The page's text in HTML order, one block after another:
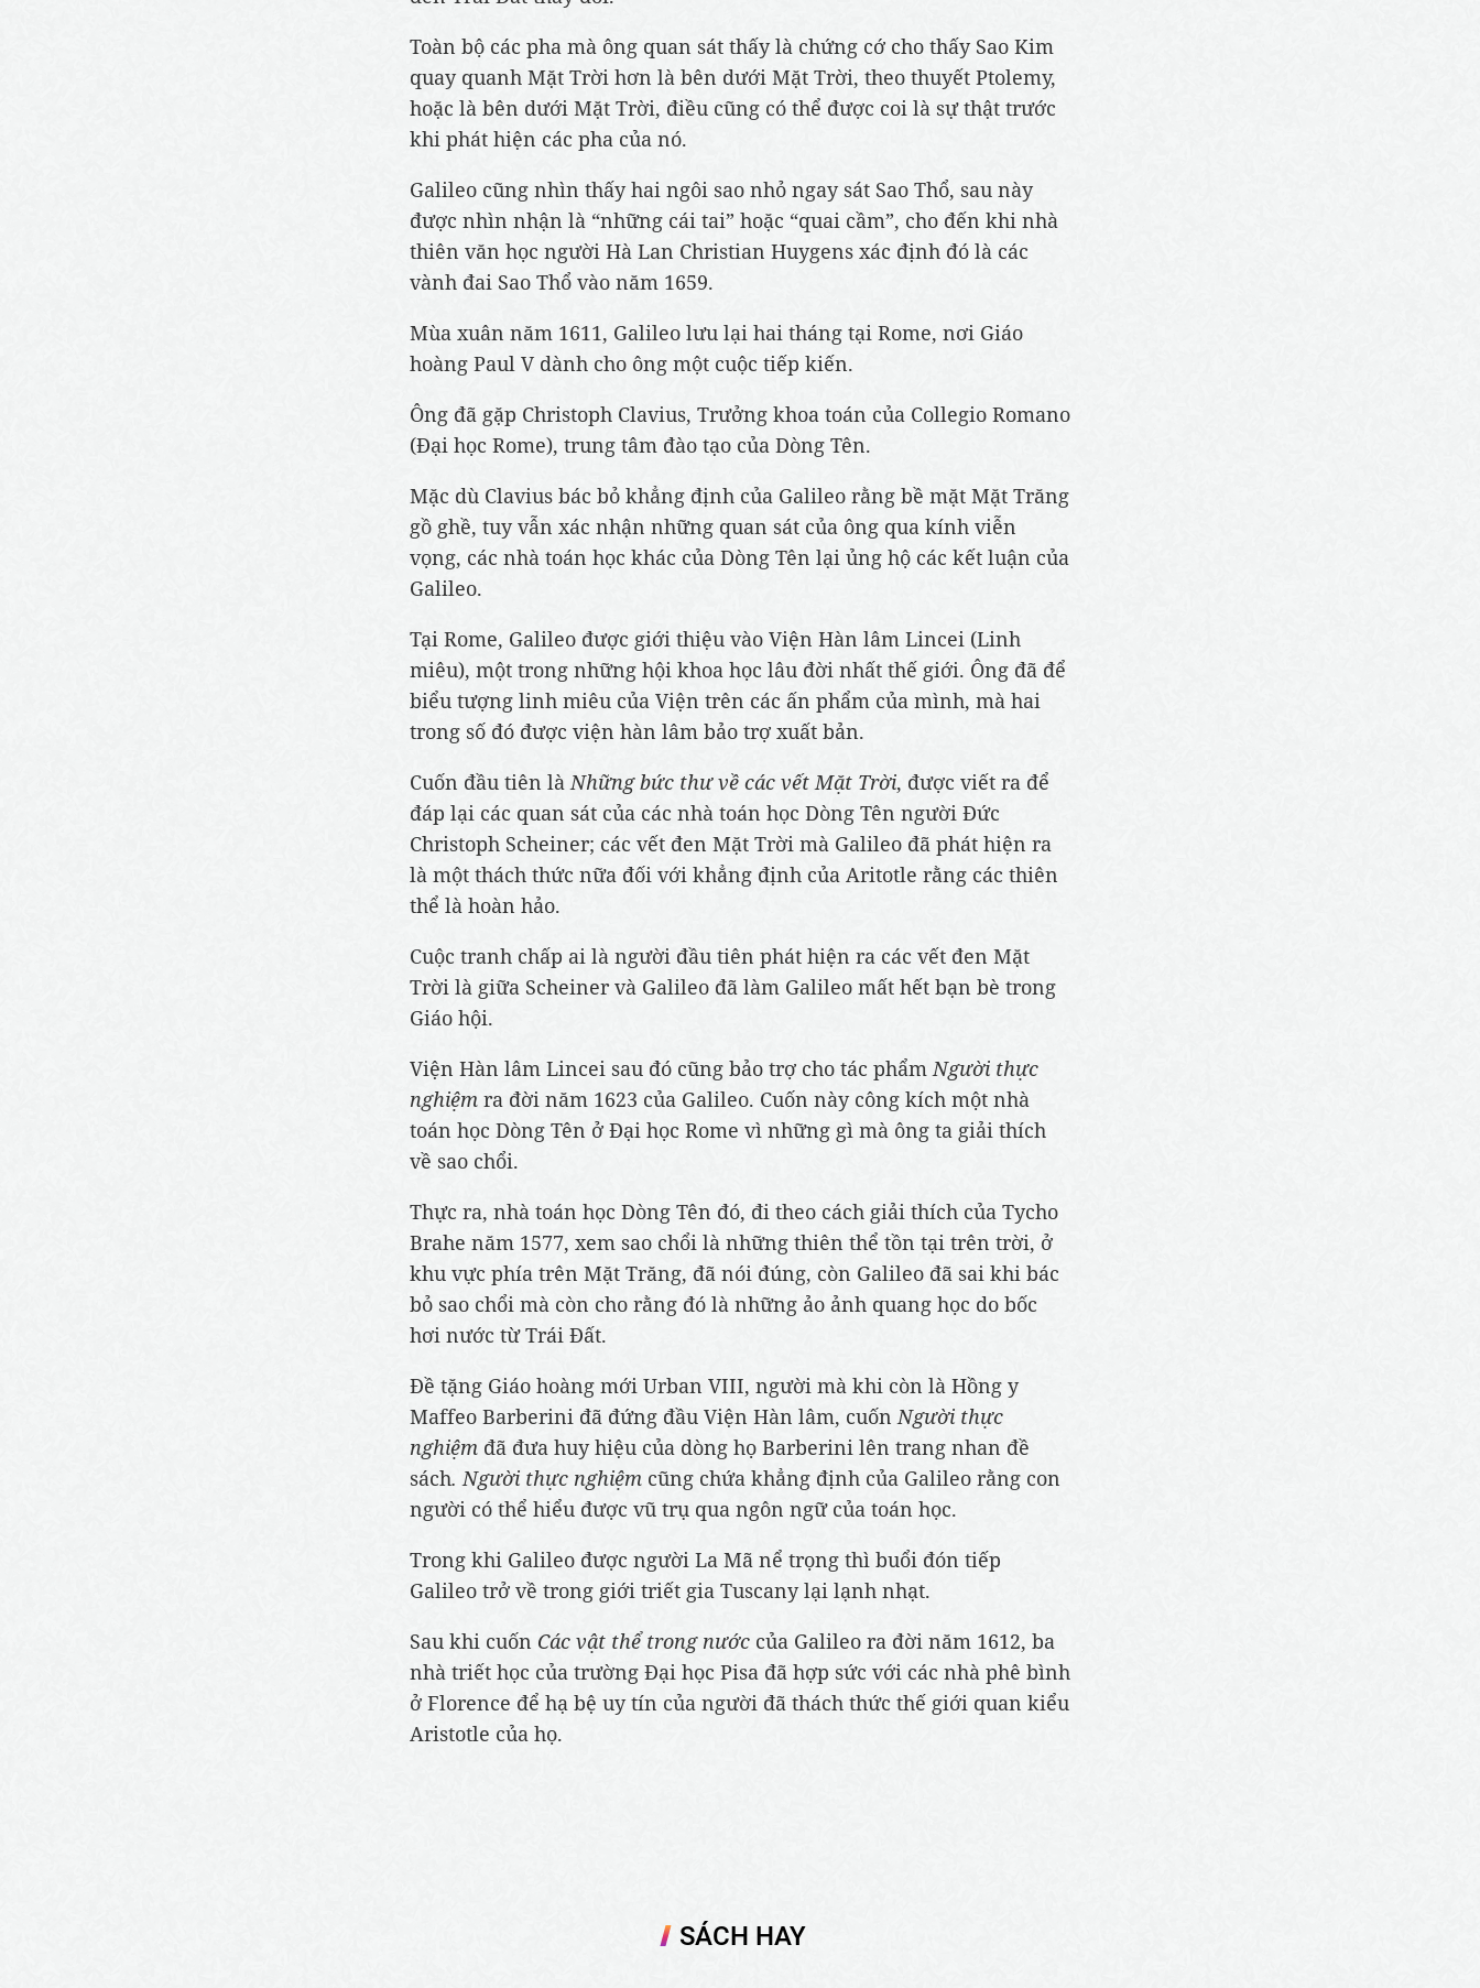
Toàn bộ các pha mà ông quan sát thấy là chứng cớ cho thấy Sao Kim
quay quanh Mặt Trời hơn là bên dưới Mặt Trời, theo thuyết Ptolemy,
hoặc là bên dưới Mặt Trời, điều cũng có thể được coi là sự thật trước
khi phát hiện các pha của nó.
Galileo cũng nhìn thấy hai ngôi sao nhỏ ngay sát Sao Thổ, sau này
được nhìn nhận là “những cái tai” hoặc “quai cầm”, cho đến khi nhà
thiên văn học người Hà Lan Christian Huygens xác định đó là các
vành đai Sao Thổ vào năm 1659.
Mùa xuân năm 1611, Galileo lưu lại hai tháng tại Rome, nơi Giáo
hoàng Paul V dành cho ông một cuộc tiếp kiến.
Ông đã gặp Christoph Clavius, Trưởng khoa toán của Collegio Romano
(Đại học Rome), trung tâm đào tạo của Dòng Tên.
Mặc dù Clavius bác bỏ khẳng định của Galileo rằng bề mặt Mặt Trăng
gồ ghề, tuy vẫn xác nhận những quan sát của ông qua kính viễn
vọng, các nhà toán học khác của Dòng Tên lại ủng hộ các kết luận của
Galileo.
Tại Rome, Galileo được giới thiệu vào Viện Hàn lâm Lincei (Linh
miêu), một trong những hội khoa học lâu đời nhất thế giới. Ông đã để
biểu tượng linh miêu của Viện trên các ấn phẩm của mình, mà hai
trong số đó được viện hàn lâm bảo trợ xuất bản.
Cuốn đầu tiên làNhững bức thư về các vết Mặt Trời, được viết ra để
đáp lại các quan sát của các nhà toán học Dòng Tên người Đức
Christoph Scheiner; các vết đen Mặt Trời mà Galileo đã phát hiện ra
là một thách thức nữa đối với khẳng định của Aritotle rằng các thiên
thể là hoàn hảo.
Cuộc tranh chấp ai là người đầu tiên phát hiện ra các vết đen Mặt
Trời là giữa Scheiner và Galileo đã làm Galileo mất hết bạn bè trong
Giáo hội.
Viện Hàn lâm Lincei sau đó cũng bảo trợ cho tác phẩmNgười thực
nghiệm ra đời năm 1623 của Galileo. Cuốn này công kích một nhà
toán học Dòng Tên ở Đại học Rome vì những gì mà ông ta giải thích
về sao chổi.
Thực ra, nhà toán học Dòng Tên đó, đi theo cách giải thích của Tycho
Brahe năm 1577, xem sao chổi là những thiên thể tồn tại trên trời, ở
khu vực phía trên Mặt Trăng, đã nói đúng, còn Galileo đã sai khi bác
bỏ sao chổi mà còn cho rằng đó là những ảo ảnh quang học do bốc
hơi nước từ Trái Đất.
Đề tặng Giáo hoàng mới Urban VIII, người mà khi còn là Hồng y
Maffeo Barberini đã đứng đầu Viện Hàn lâm, cuốnNgười thực
nghiệm đã đưa huy hiệu của dòng họ Barberini lên trang nhan đề
sách. Người thực nghiệm cũng chứa khẳng định của Galileo rằng con
người có thể hiểu được vũ trụ qua ngôn ngữ của toán học.
Trong khi Galileo được người La Mã nể trọng thì buổi đón tiếp
Galileo trở về trong giới triết gia Tuscany lại lạnh nhạt.
Sau khi cuốn Các vật thể trong nước của Galileo ra đời năm 1612, ba
nhà triết học của trường Đại học Pisa đã hợp sức với các nhà phê bình
ở Florence để hạ bệ uy tín của người đã thách thức thế giới quan kiểu
Aristotle của họ.
SÁCH HAY